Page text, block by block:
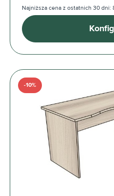
Najniższa cena z ostatnich 30 dni:
-10%